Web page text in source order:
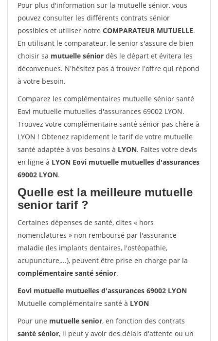
Pour plus d'information sur la mutuelle sénior, vous
pouvez consulter les différents contrats sénior
possibles et utiliser notre COMPARATEUR MUTUELLE.
En utilisant le comparateur, le senior s'assure de bien
choisir sa mutuelle sénior dès le départ et évitera les
déconvenues. N'hésitez pas à trouver l'offre qui répond
à votre besoin.
Comparez les complémentaires mutuelle sénior santé
Eovi mutuelle mutuelles d'assurances 69002 LYON.
Trouvez votre complémentaire santé sénior pas chère à
LYON ! Obtenez rapidement le tarif de votre mutuelle
santé adaptée à vos besoins à LYON. Faites votre devis
en ligne à LYON Eovi mutuelle mutuelles d'assurances
69002 LYON.
Quelle est la meilleure mutuelle
senior tarif ?
Certaines dépenses de santé, dites « hors
nomenclatures » non remboursé par l'assurance
maladie (les implants dentaires, l'ostéopathie,
acupuncture,...), peuvent être prise en charge par la
complémentaire santé sénior.
Eovi mutuelle mutuelles d'assurances 69002 LYON
Mutuelle complémentaire santé à LYON
Pour une mutuelle senior, en fonction des contrats
santé sénior, il peut y avoir des délais d'attente ou un